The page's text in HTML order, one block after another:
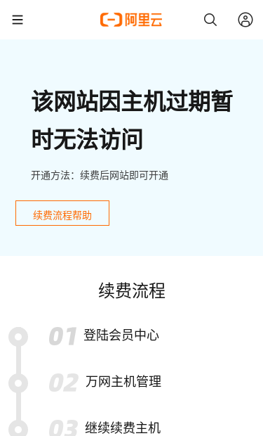
该网站因主机过期暂
时无法访问
开通方法：续费后网站即可开通
续费流程帮助
续费流程
登陆会员中心
万网主机管理
继续续费主机